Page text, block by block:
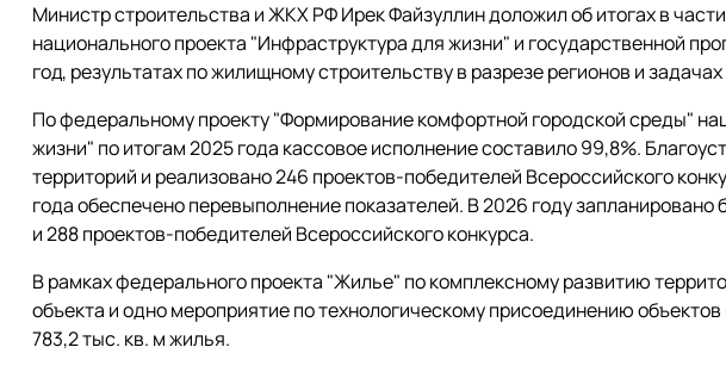
Министр строительства и ЖКХ РФ Ирек Файзуллин доложил об итогах в
национального проекта "Инфраструктура для жизни" и государственной
год, результатах по жилищному строительству в разрезе регионов и
По федеральному проекту "Формирование комфортной городской среды"
жизни" по итогам 2025 года кассовое исполнение составило 99,8%.
территорий и реализовано 246 проектов-победителей Всероссийского
года обеспечено перевыполнение показателей. В 2026 году запланировано
и 288 проектов-победителей Всероссийского конкурса.
В рамках федерального проекта "Жилье" по комплексному развитию
объекта и одно мероприятие по технологическому присоединению
783,2 тыс. кв. м жилья.